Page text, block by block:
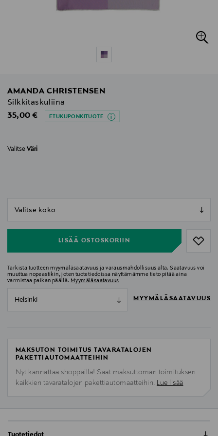
AMANDA CHRISTENSEN
Silkkitaskuliina
Original Price
35,00 € ETUKUPONKITUOTE
Valitse Väri
LISÄÄ OSTOSKORIIN
Tarkista tuotteen myymäläsaatavuus ja varausmahdollisuus alta. Saatavuus voi
muuttua nopeastikin, joten tuotetiedoissa näyttämämme tieto pitää aina
varmistaa paikan päällä. Myymäläsaatavuus
Helsinki MYYMÄLÄSAATAVUUS
MAKSUTON TOIMITUS TAVARATALOJEN
PAKETTIAUTOMAATTEIHIN
Nyt kannattaa shoppailla! Saat maksuttoman toimituksen
kaikkien tavaratalojen pakettiautomaatteihin. Lue lisää